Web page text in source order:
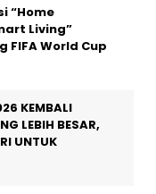
“Home
Living”
FIFA World Cup
KEMBALI
LEBIH BESAR,
UNTUK